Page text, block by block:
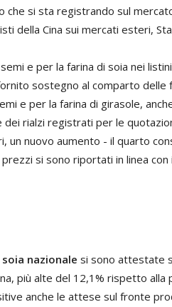
che si sta registrando sul
della Cina sui mercati esteri,
e per la farina di soia nei
sostegno al comparto delle
e per la farina di girasole,
rialzi registrati per le
un nuovo aumento - il quarto
si sono riportati in linea
soia nazionale si sono attestate
più alte del 12,1% rispetto alla
anche le attese sul fronte